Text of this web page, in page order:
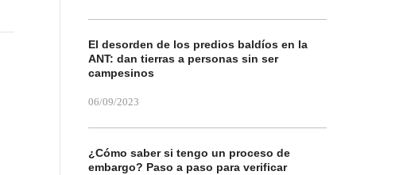
El desorden de los predios baldíos en la
ANT: dan tierras a personas sin ser
campesinos
06/09/2023
¿Cómo saber si tengo un proceso de
embargo? Paso a paso para verificar